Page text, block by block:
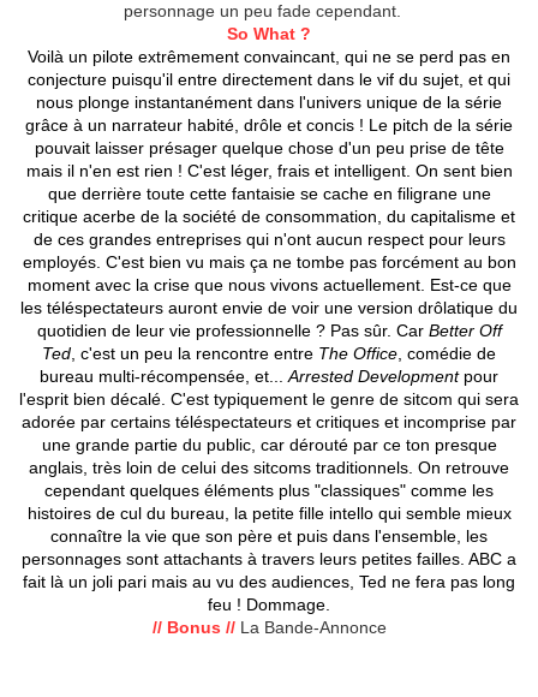
personnage un peu fade cependant.
So What ?
Voilà un pilote extrêmement convaincant, qui ne se perd pas en
conjecture puisqu'il entre directement dans le vif du sujet, et qui
nous plonge instantanément dans l'univers unique de la série
grâce à un narrateur habité, drôle et concis ! Le pitch de la série
pouvait laisser présager quelque chose d'un peu prise de tête
mais il n'en est rien ! C'est léger, frais et intelligent. On sent bien
que derrière toute cette fantaisie se cache en filigrane une
critique acerbe de la société de consommation, du capitalisme et
de ces grandes entreprises qui n'ont aucun respect pour leurs
employés. C'est bien vu mais ça ne tombe pas forcément au bon
moment avec la crise que nous vivons actuellement. Est-ce que
les téléspectateurs auront envie de voir une version drôlatique du
quotidien de leur vie professionnelle ? Pas sûr. Car Better Off
Ted , c'est un peu la rencontre entre The Office , comédie de
bureau multi-récompensée, et... Arrested Developmentpour
l'esprit bien décalé. C'est typiquement le genre de sitcom qui sera
adorée par certains téléspectateurs et critiques et incomprise par
une grande partie du public, car dérouté par ce ton presque
anglais, très loin de celui des sitcoms traditionnels. On retrouve
cependant quelques éléments plus "classiques" comme les
histoires de cul du bureau, la petite fille intello qui semble mieux
connaître la vie que son père et puis dans l'ensemble, les
personnages sont attachants à travers leurs petites failles. ABC a
fait là un joli pari mais au vu des audiences, Ted ne fera pas long
feu ! Dommage.
// Bonus //La Bande-Annonce